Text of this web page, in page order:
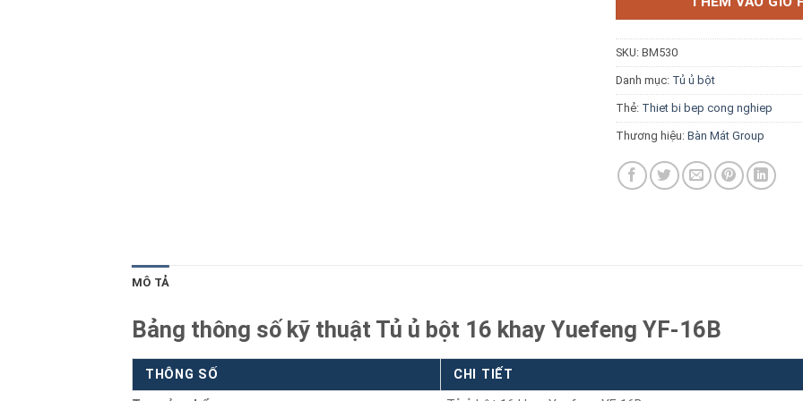
Báo giá miễn phí →
SKU: BM530
Danh mục: Tủ ủ bột
Thẻ: Thiet bi bep cong nghiep
Thương hiệu: Bàn Mát Group
MÔ TẢ
Bảng thông số kỹ thuật Tủ ủ bột 16 khay Yuefeng YF-16B
THÔNG SỐ
CHI TIẾT